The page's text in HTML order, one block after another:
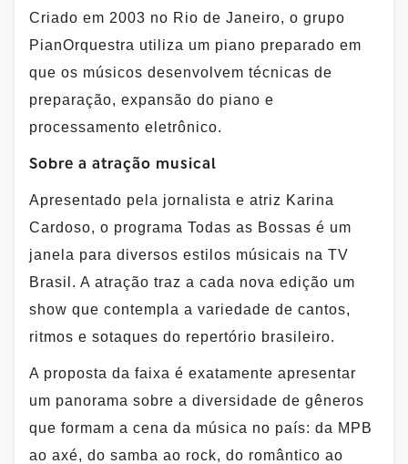
Criado em 2003 no Rio de Janeiro, o grupo
PianOrquestra utiliza um piano preparado em
que os músicos desenvolvem técnicas de
preparação, expansão do piano e
processamento eletrônico.
Sobre a atração musical
Apresentado pela jornalista e atriz Karina
Cardoso, o programa Todas as Bossas é um
janela para diversos estilos músicais na TV
Brasil. A atração traz a cada nova edição um
show que contempla a variedade de cantos,
ritmos e sotaques do repertório brasileiro.
A proposta da faixa é exatamente apresentar
um panorama sobre a diversidade de gêneros
que formam a cena da música no país: da MPB
ao axé, do samba ao rock, do romântico ao